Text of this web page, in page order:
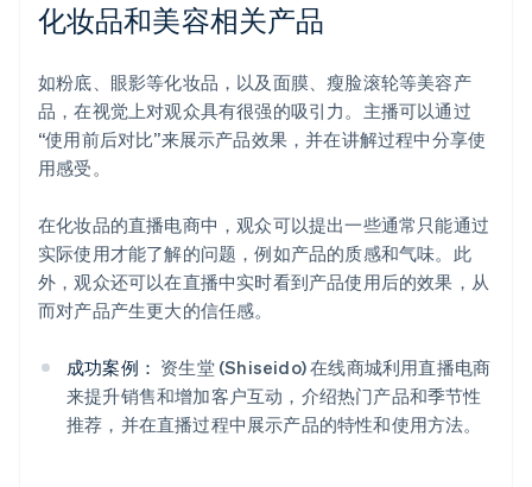
化妆品和美容相关产品
如粉底、眼影等化妆品，以及面膜、瘦脸滚轮等美容产
品，在视觉上对观众具有很强的吸引力。主播可以通过
“使用前后对比”来展示产品效果，并在讲解过程中分享使
用感受。
在化妆品的直播电商中，观众可以提出一些通常只能通过
实际使用才能了解的问题，例如产品的质感和气味。此
外，观众还可以在直播中实时看到产品使用后的效果，从
而对产品产生更大的信任感。
成功案例： 资生堂 (Shiseido) 在线商城利用直播电商
来提升销售和增加客户互动，介绍热门产品和季节性
推荐，并在直播过程中展示产品的特性和使用方法。